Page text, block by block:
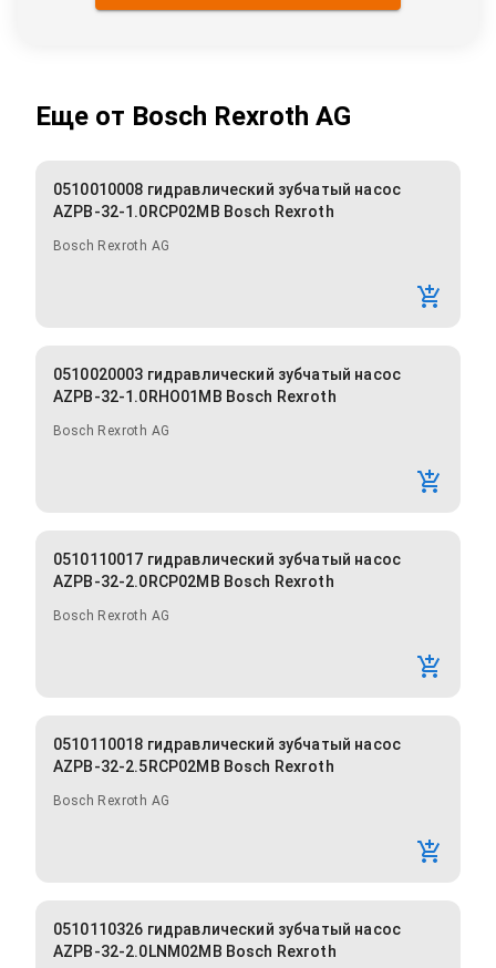
Еще от Bosch Rexroth AG
0510010008 гидравлический зубчатый насос
AZPB-32-1.0RCP02MB Bosch Rexroth
Bosch Rexroth AG
0510020003 гидравлический зубчатый насос
AZPB-32-1.0RHO01MB Bosch Rexroth
Bosch Rexroth AG
0510110017 гидравлический зубчатый насос
AZPB-32-2.0RCP02MB Bosch Rexroth
Bosch Rexroth AG
0510110018 гидравлический зубчатый насос
AZPB-32-2.5RCP02MB Bosch Rexroth
Bosch Rexroth AG
0510110326 гидравлический зубчатый насос
AZPB-32-2.0LNM02MB Bosch Rexroth